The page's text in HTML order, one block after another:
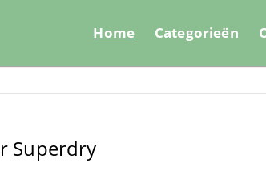
Home Categorieën
Superdry